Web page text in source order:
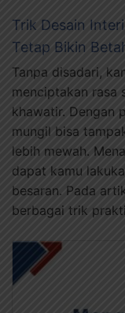
Trik Desain
Tetap Bikin
Tanpa disadari,
menciptakan rasa
khawatir. Dengan
mungil bisa
lebih mewah.
dapat kamu
besaran. Pada
berbagai trik